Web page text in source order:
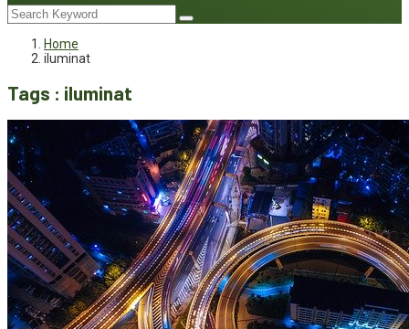
Home
iluminat
Tags : iluminat